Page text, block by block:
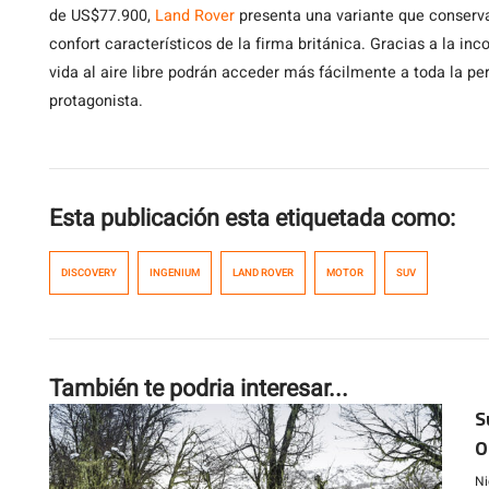
de US$77.900, Land Rover presenta una variante que
confort característicos de la firma británica. Gracias a la
vida al aire libre podrán acceder más fácilmente a toda la
protagonista.
Esta publicación esta etiquetada como:
DISCOVERY INGENIUM LAND ROVER MOTOR SUV
También te podria interesar...